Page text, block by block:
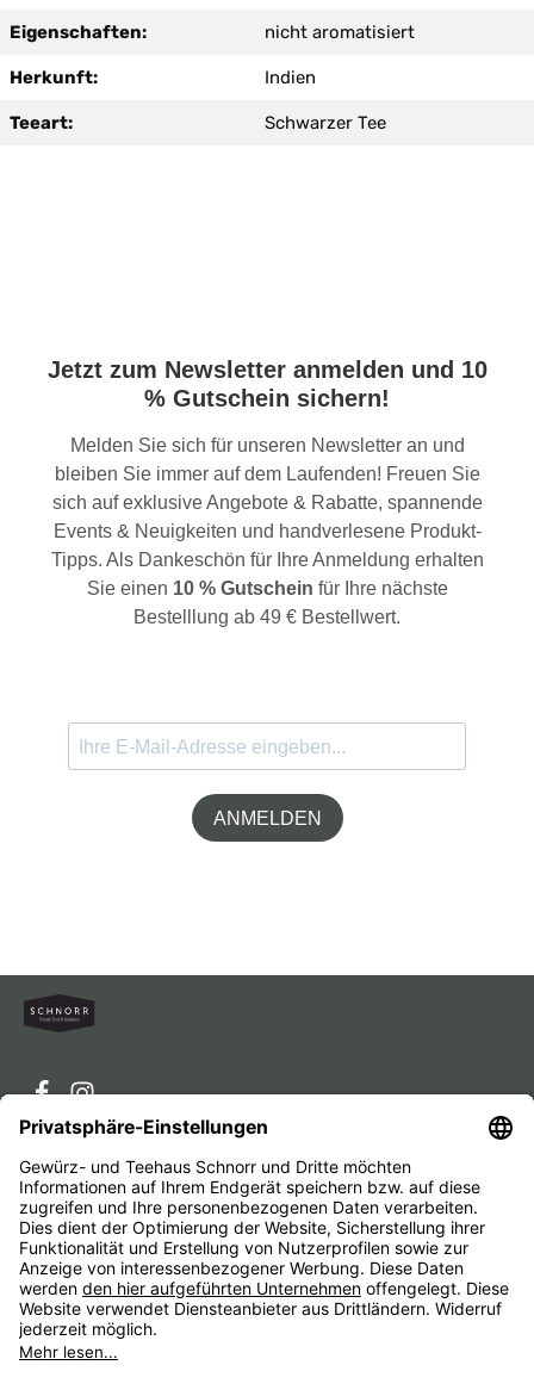
Eigenschaften: nicht aromatisiert
Herkunft: Indien
Teeart: Schwarzer Tee
Jetzt zum Newsletter anmelden und 10
% Gutschein sichern!
Melden Sie sich für unseren Newsletter an und
bleiben Sie immer auf dem Laufenden! Freuen Sie
sich auf exklusive Angebote & Rabatte, spannende
Events & Neuigkeiten und handverlesene Produkt-
Tipps. Als Dankeschön für Ihre Anmeldung erhalten
Sie einen 10 % Gutschein für Ihre nächste
Bestelllung ab 49 € Bestellwert.
ANMELDEN
Service-Hotline
Service
Unternehmen
Alle Preise inkl. gesetzl. Mehrwertsteuer zzgl.